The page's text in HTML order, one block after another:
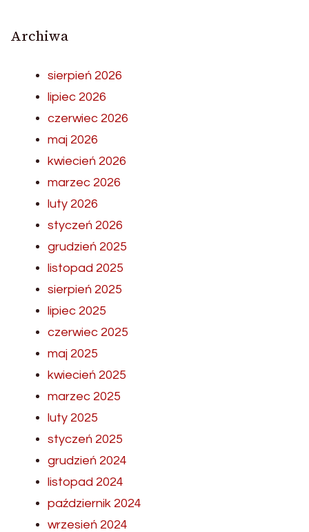
Archiwa
sierpień 2026
lipiec 2026
czerwiec 2026
maj 2026
kwiecień 2026
marzec 2026
luty 2026
styczeń 2026
grudzień 2025
listopad 2025
sierpień 2025
lipiec 2025
czerwiec 2025
maj 2025
kwiecień 2025
marzec 2025
luty 2025
styczeń 2025
grudzień 2024
listopad 2024
październik 2024
wrzesień 2024